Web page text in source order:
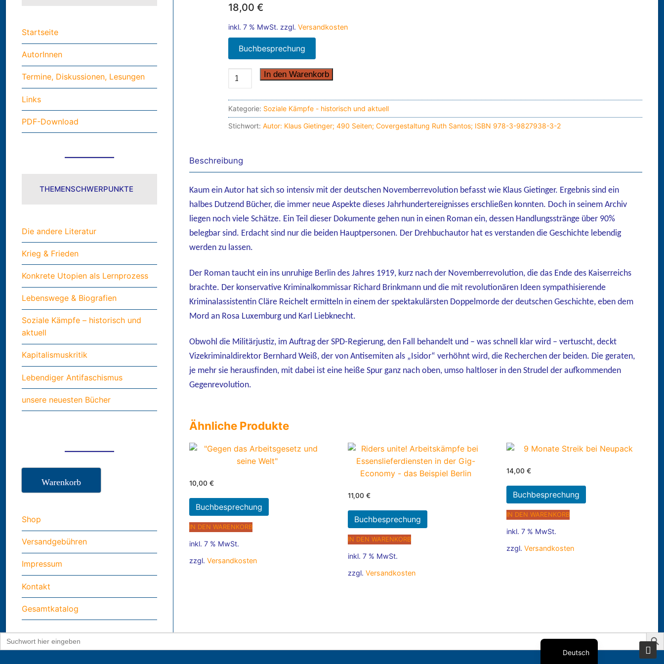
18,00€
inkl. 7 % MwSt. zzgl.Versandkosten
Buchbesprechung
Tote
auf
Urlaub
quantity
In den Warenkorb
Kategorie: Soziale Kämpfe - historisch und aktuell
Stichwort:Autor: Klaus Gietinger; 490 Seiten; Covergestaltung Ruth Santos; ISBN 978-3-9827938-3-2
Beschreibung
Kaum ein Autor hat sich so intensiv mit der deutschen Novemberrevolution befasst wie Klaus Gietinger. Ergebnis sind ein
halbes Dutzend Bücher, die immer neue Aspekte dieses Jahrhundertereignisses erschließen konnten. Doch in seinem Archiv
liegen noch viele Schätze. Ein Teil dieser Dokumente gehen nun in einen Roman ein, dessen Handlungsstränge über 90%
belegbar sind. Erdacht sind nur die beiden Hauptpersonen. Der Drehbuchautor hat es verstanden die Geschichte lebendig
werden zu lassen.
Der Roman taucht ein ins unruhige Berlin des Jahres 1919, kurz nach der Novemberrevolution, die das Ende des Kaiserreichs
brachte. Der konservative Kriminalkommissar Richard Brinkmann und die mit revolutionären Ideen sympathisierende
Kriminalassistentin Cläre Reichelt ermitteln in einem der spektakulärsten Doppelmorde der deutschen Geschichte, eben dem
Mord an Rosa Luxemburg und Karl Liebknecht.
Obwohl die Militärjustiz, im Auftrag der SPD-Regierung, den Fall behandelt und – was schnell klar wird – vertuscht, deckt
Vizekriminaldirektor Bernhard Weiß, der von Antisemiten als „Isidor“ verhöhnt wird, die Recherchen der beiden. Die geraten,
je mehr sie herausfinden, mit dabei ist eine heiße Spur ganz nach oben, umso haltloser in den Strudel der aufkommenden
Gegenrevolution.
Ähnliche Produkte
10,00 €
Buchbesprechung
IN DEN WARENKORB
inkl. 7 % MwSt.
zzgl. Versandkosten
11,00 €
Buchbesprechung
IN DEN WARENKORB
inkl. 7 % MwSt.
zzgl. Versandkosten
14,00 €
Buchbesprechung
IN DEN WARENKORB
inkl. 7 % MwSt.
zzgl. Versandkosten
Startseite
AutorInnen
Termine, Diskussionen, Lesungen
Links
PDF-Download
THEMENSCHWERPUNKTE
Die andere Literatur
Krieg & Frieden
Konkrete Utopien als Lernprozess
Lebenswege & Biografien
Soziale Kämpfe – historisch und
aktuell
Kapitalismuskritik
Lebendiger Antifaschismus
unsere neuesten Bücher
Warenkorb
Shop
Versandgebühren
Impressum
Kontakt
Gesamtkatalog
Search
for:
Search
Deutsch